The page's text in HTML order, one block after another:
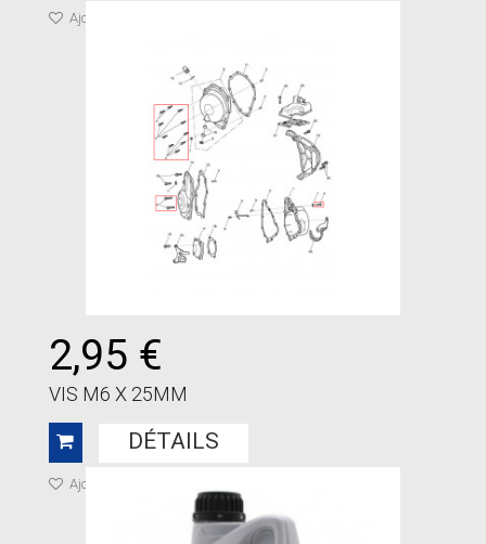
Ajouter à ma liste de cadeaux
2,95 €
VIS M6 X 25MM
DÉTAILS
Ajouter à ma liste de cadeaux